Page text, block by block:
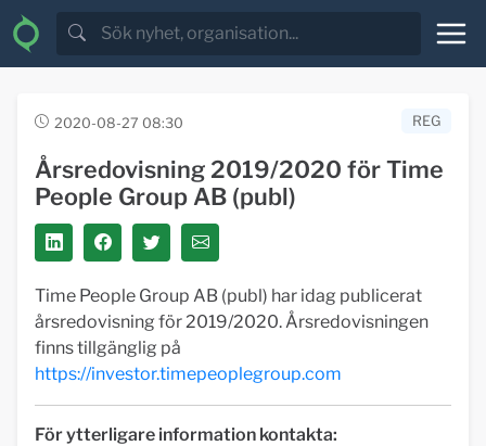
2020-08-27 08:30 REG
Årsredovisning 2019/2020 för Time
People Group AB (publ)
Time People Group AB (publ) har idag publicerat
årsredovisning för 2019/2020. Årsredovisningen
finns tillgänglig på
https://investor.timepeoplegroup.com
För ytterligare information kontakta: